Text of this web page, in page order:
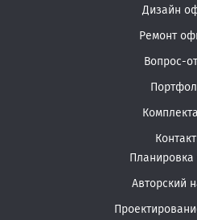
Дизайн
Ремонт
Вопрос-
Авторский